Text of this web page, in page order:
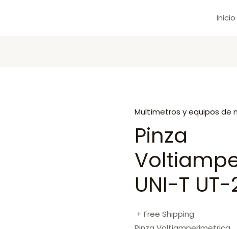
Inicio
Multímetros y equipos de
Pinza
UNI-T
+ Free Shipping